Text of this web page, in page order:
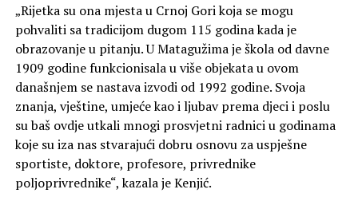
„Rijetka su ona mjesta u Crnoj Gori koja se mogu
pohvaliti sa tradicijom dugom 115 godina kada je
obrazovanje u pitanju. U Matagužima je škola od davne
1909 godine funkcionisala u više objekata u ovom
današnjem se nastava izvodi od 1992 godine. Svoja
znanja, vještine, umjeće kao i ljubav prema djeci i poslu
su baš ovdje utkali mnogi prosvjetni radnici u godinama
koje su iza nas stvarajući dobru osnovu za uspješne
sportiste, doktore, profesore, privrednike
poljoprivrednike“, kazala je Kenjić.